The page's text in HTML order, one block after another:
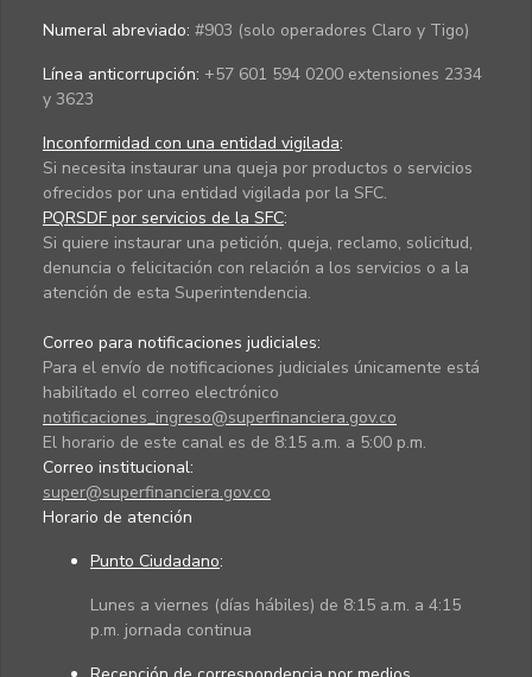
Numeral abreviado: #903 (solo operadores Claro y Tigo)
Línea anticorrupción: +57 601 594 0200 extensiones 2334
y 3623
Inconformidad con una entidad vigilada:
Si necesita instaurar una queja por productos o servicios
ofrecidos por una entidad vigilada por la SFC.
PQRSDF por servicios de la SFC:
Si quiere instaurar una petición, queja, reclamo, solicitud,
denuncia o felicitación con relación a los servicios o a la
atención de esta Superintendencia.
Correo para notificaciones judiciales:
Para el envío de notificaciones judiciales únicamente está
habilitado el correo electrónico
notificaciones_ingreso@superfinanciera.gov.co
El horario de este canal es de 8:15 a.m. a 5:00 p.m.
Correo institucional:
super@superfinanciera.gov.co
Horario de atención
Punto Ciudadano:
Lunes a viernes (días hábiles) de 8:15 a.m. a 4:15
p.m. jornada continua